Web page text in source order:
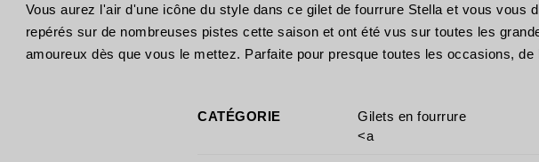
Vous aurez l'air d'une icône du style dans ce gilet de fourrure Stella et vous
repérés sur de nombreuses pistes cette saison et ont été vus sur toutes les
amoureux dès que vous le mettez. Parfaite pour presque toutes les occasions,
CATÉGORIE
Gilets en fourrure
<a